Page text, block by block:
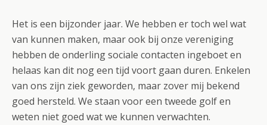
Het is een bijzonder jaar. We hebben er toch wel wat
van kunnen maken, maar ook bij onze vereniging
hebben de onderling sociale contacten ingeboet en
helaas kan dit nog een tijd voort gaan duren. Enkelen
van ons zijn ziek geworden, maar zover mij bekend
goed hersteld. We staan voor een tweede golf en
weten niet goed wat we kunnen verwachten.